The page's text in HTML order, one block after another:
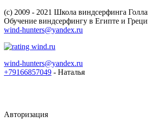
(c) 2009 - 2021 Школа виндсерфинга
Обучение виндсерфингу в Египте и
wind-hunters@yandex.ru
wind-hunters@yandex.ru
+79166857049 - Наталья
Авторизация